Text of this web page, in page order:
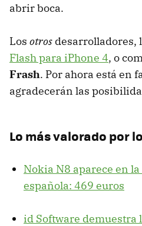
abrir boca.
Los otros desarrolladores,
Flash para iPhone 4, o
Frash. Por ahora está en
agradecerán las
Lo más valorado por
Nokia N8 aparece en
española: 469 euros
id Software demuestra